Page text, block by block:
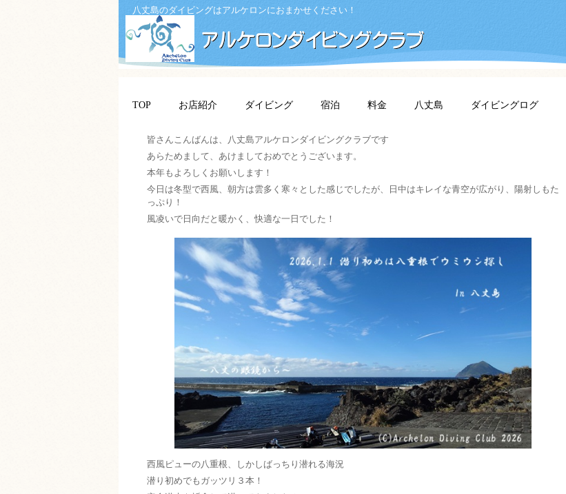
八丈島のダイビングはアルケロンにおまかせください！
TOP お店紹介 ダイビング 宿泊 料金 八丈島 ダイビングログ
皆さんこんばんは、八丈島アルケロンダイビングクラブです
あらためまして、あけましておめでとうございます。
本年もよろしくお願いします！
今日は冬型で西風、朝方は雲多く寒々とした感じでしたが、日中はキレイな青空が広がり、陽射しもた
っぷり！
風凌いで日向だと暖かく、快適な一日でした！
西風ピューの八重根、しかしばっちり潜れる海況
潜り初めでもガッツリ３本！